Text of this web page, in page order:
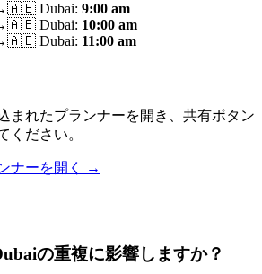
🇦🇪 Dubai: 9:00 am
🇦🇪 Dubai: 10:00 am
🇦🇪 Dubai: 11:00 am
まれたプランナーを開き、共有ボタン
ください。
ナーを開く →
の重複に影響しますか？